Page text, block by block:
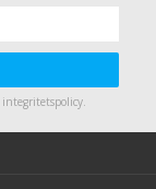
integritetspolicy.